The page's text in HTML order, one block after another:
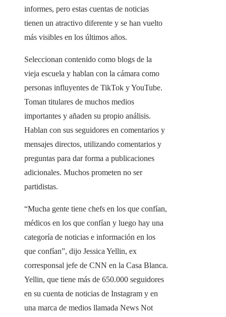
informes, pero estas cuentas de noticias
tienen un atractivo diferente y se han vuelto
más visibles en los últimos años.
Seleccionan contenido como blogs de la
vieja escuela y hablan con la cámara como
personas influyentes de TikTok y YouTube.
Toman titulares de muchos medios
importantes y añaden su propio análisis.
Hablan con sus seguidores en comentarios y
mensajes directos, utilizando comentarios y
preguntas para dar forma a publicaciones
adicionales. Muchos prometen no ser
partidistas.
“Mucha gente tiene chefs en los que confían,
médicos en los que confían y luego hay una
categoría de noticias e información en los
que confían”, dijo Jessica Yellin, ex
corresponsal jefe de CNN en la Casa Blanca.
Yellin, que tiene más de 650.000 seguidores
en su cuenta de noticias de Instagram y en
una marca de medios llamada News Not